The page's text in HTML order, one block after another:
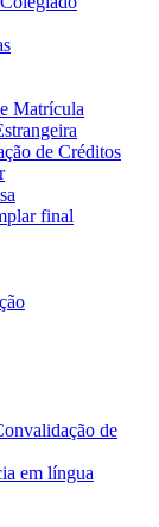
Matrícula
de Créditos
final
de
em língua